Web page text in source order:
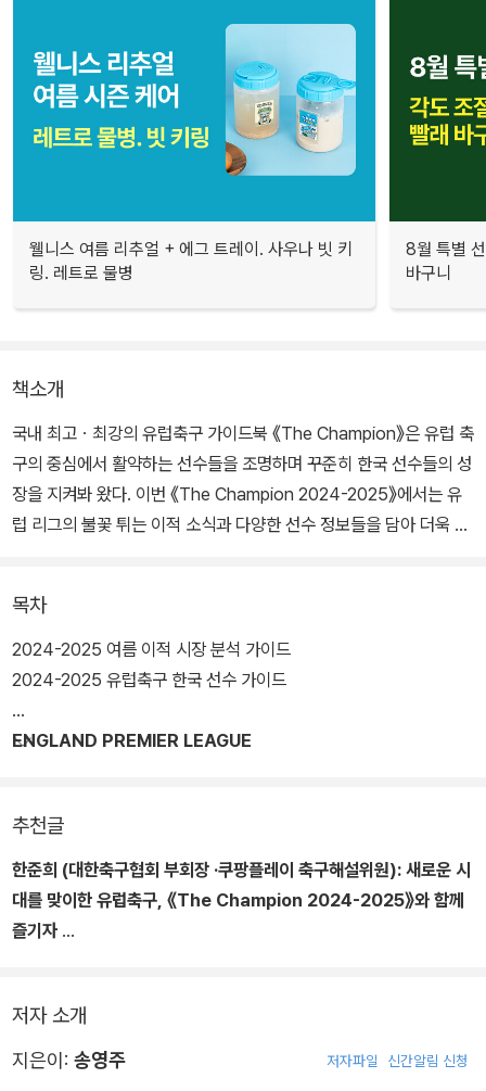
웰니스 여름 리추얼 + 에그 트레이. 사우나 빗 키
링. 레트로 물병
8월 특별
바구니
책소개
국내 최고ㆍ최강의 유럽축구 가이드북 《The Champion》은 유럽 축
구의 중심에서 활약하는 선수들을 조명하며 꾸준히 한국 선수들의 성
장을 지켜봐 왔다. 이번 《The Champion 2024-2025》에서는 유
럽 리그의 불꽃 튀는 이적 소식과 다양한 선수 정보들을 담아 더욱 풍
우르는 폭넓은 분석을 담아 더욱 풍부한 유럽 리그들의 소식을 전한
다.
목차
2024-2025 여름 이적 시장 분석 가이드
2024-2025 유럽축구 한국 선수 가이드
ENGLAND PREMIER LEAGUE
추천글
한준희 (대한축구협회 부회장 ·쿠팡플레이 축구해설위원): 새로운 시
대를 맞이한 유럽축구, 《The Champion 2024-2025》와 함께
즐기자
로를 연속 제패하며 ‘무적함대’로 군림했던 스페인이 하락세로부터
다시 일어나 왕좌에 오른 것이다. 스페인의 우승은 라민 야말, 로드리,
저자 소개
지은이: 송영주 저자파일 신간알림 신청